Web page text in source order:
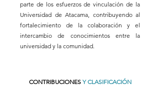
parte de los esfuerzos de vinculación de la
Universidad de Atacama, contribuyendo al
fortalecimiento de la colaboración y el
intercambio de conocimientos entre la
universidad y la comunidad.
CONTRIBUCIONES Y CLASIFICACIÓN